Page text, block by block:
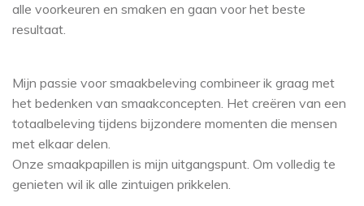
alle voorkeuren en smaken en gaan voor het beste
resultaat.
Mijn passie voor smaakbeleving combineer ik graag met
het bedenken van smaakconcepten. Het creëren van een
totaalbeleving tijdens bijzondere momenten die mensen
met elkaar delen.
Onze smaakpapillen is mijn uitgangspunt. Om volledig te
genieten wil ik alle zintuigen prikkelen.